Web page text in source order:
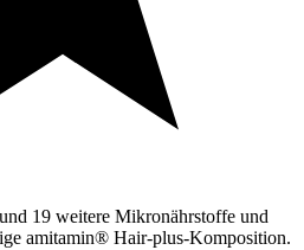
und 19 weitere Mikronährstoffe und
amitamin® Hair-plus-Komposition.